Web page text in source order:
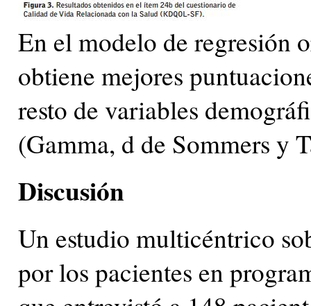
En el modelo de regresión
obtiene mejores
resto de variables
(Gamma, d de Sommers y
Discusión
Un estudio multicéntrico
por los pacientes en